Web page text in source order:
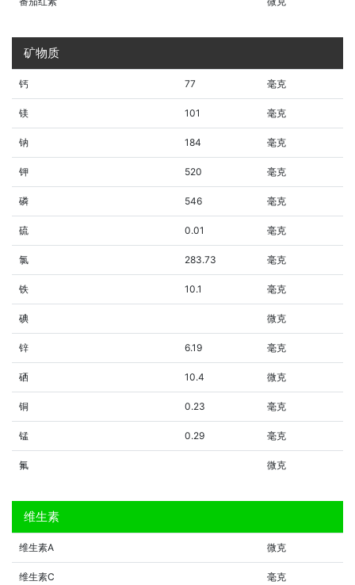
矿物质
钙 77 毫克
镁 101 毫克
钠 184 毫克
钾 520 毫克
磷 546 毫克
硫 0.01 毫克
氯 283.73 毫克
铁 10.1 毫克
碘 微克
锌 6.19 毫克
硒 10.4 微克
铜 0.23 毫克
锰 0.29 毫克
氟 微克
维生素
维生素A 微克
维生素C 毫克